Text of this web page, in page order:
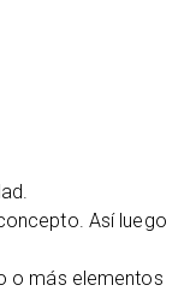
Así luego
o más elementos